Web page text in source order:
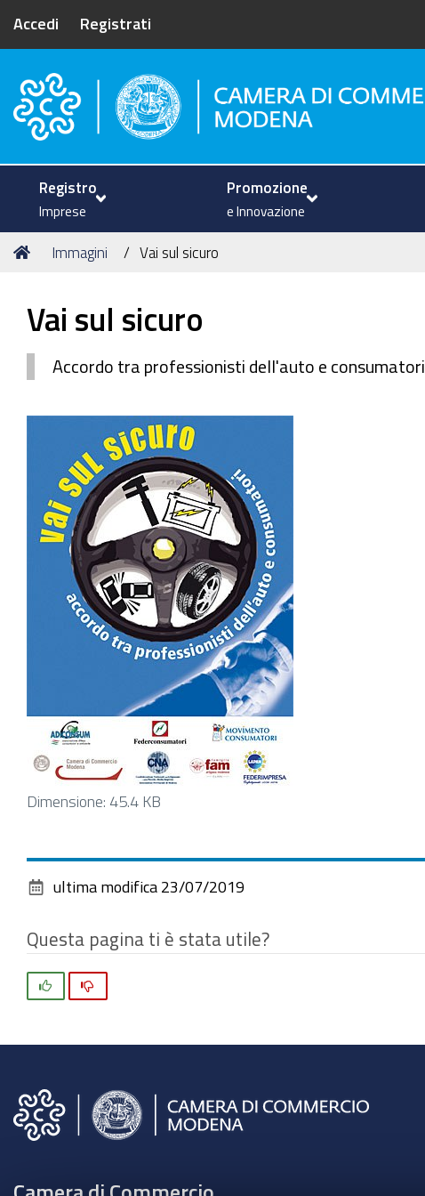
Accedi Registrati
Camera di Commercio di Modena
Registro
Imprese
Promozione
e Innovazione
Tu
Home
Immagini Vai sul sicuro
Vai sul sicuro
Accordo tra professionisti dell'auto e consumatori
Clicca
alle
originali…
Dimensione: 45.4 KB
ultima modifica 23/07/2019
Questa pagina ti è stata utile?
Camera di Commercio